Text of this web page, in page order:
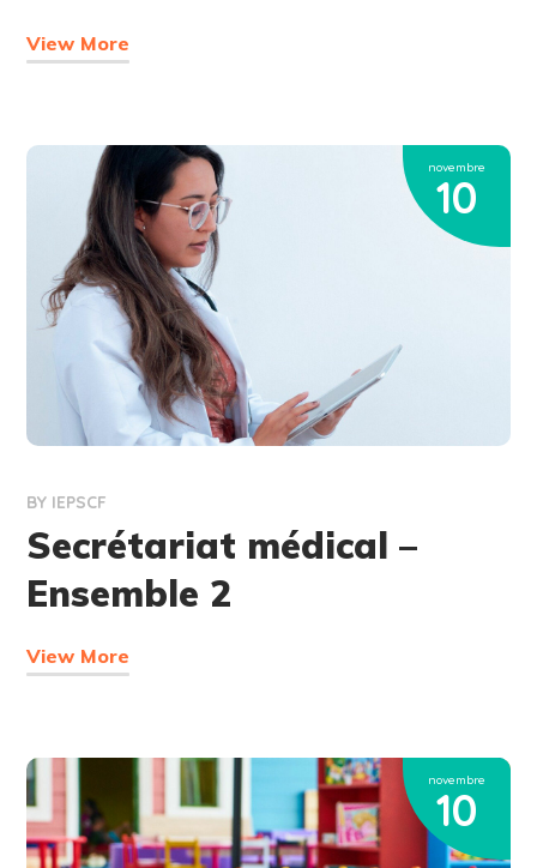
View More
novembre
10
BY IEPSCF
Secrétariat médical –
Ensemble 2
View More
novembre
10